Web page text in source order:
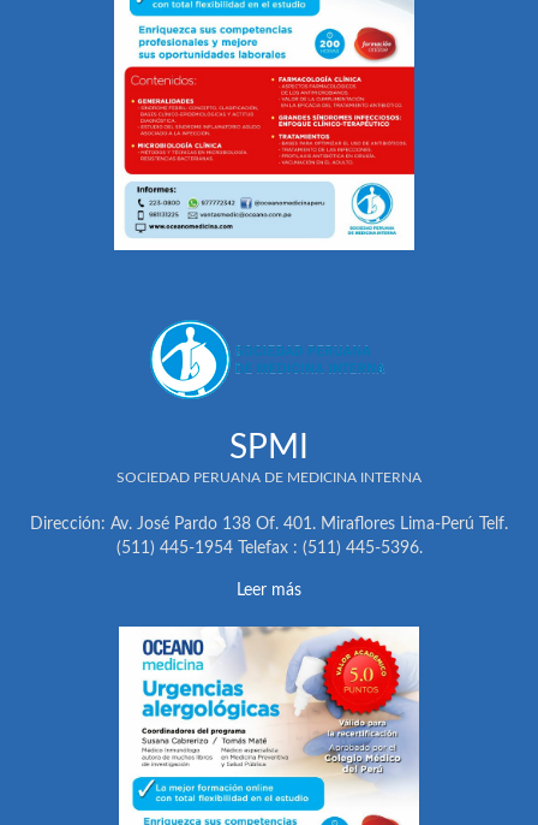
SPMI
SOCIEDAD PERUANA DE MEDICINA INTERNA
Dirección: Av. José Pardo 138 Of. 401. Miraflores Lima-Perú Telf.
(511) 445-1954 Telefax : (511) 445-5396.
Leer más